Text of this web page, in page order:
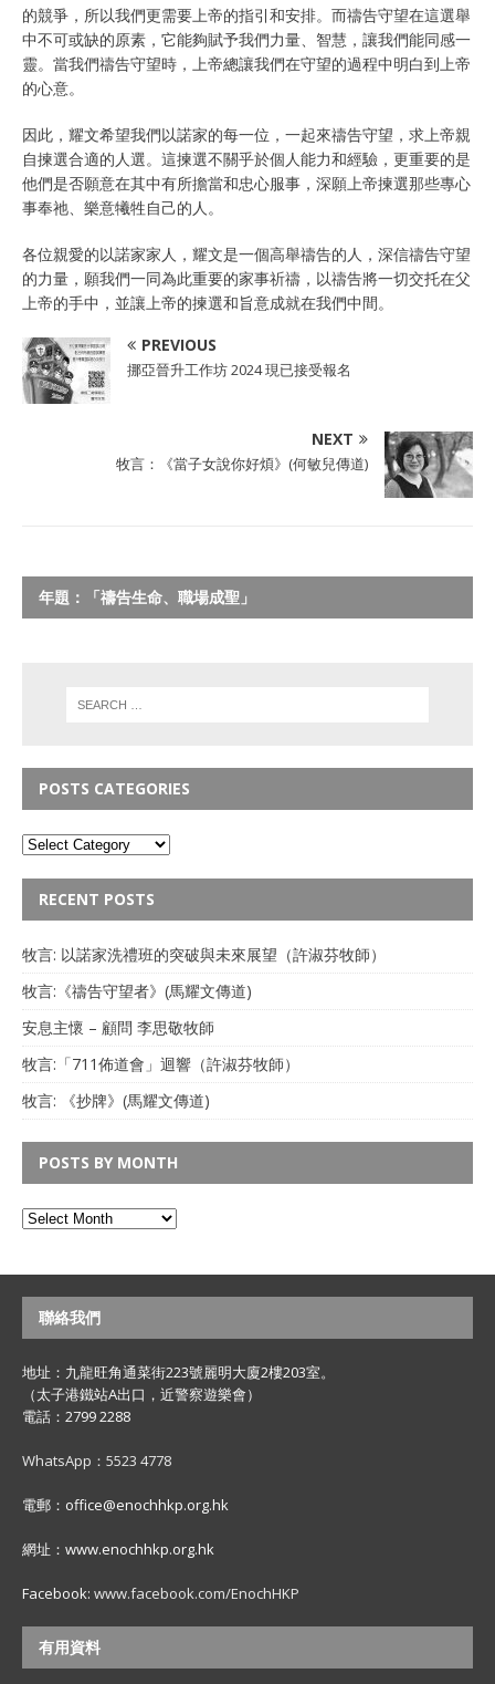
的競爭，所以我們更需要上帝的指引和安排。而禱告守望在這選舉
中不可或缺的原素，它能夠賦予我們力量、智慧，讓我們能同感一
靈。當我們禱告守望時，上帝總讓我們在守望的過程中明白到上帝
的心意。
因此，耀文希望我們以諾家的每一位，一起來禱告守望，求上帝親
自揀選合適的人選。這揀選不關乎於個人能力和經驗，更重要的是
他們是否願意在其中有所擔當和忠心服事，深願上帝揀選那些專心
事奉祂、樂意犧牲自己的人。
各位親愛的以諾家家人，耀文是一個高舉禱告的人，深信禱告守望
的力量，願我們一同為此重要的家事祈禱，以禱告將一切交托在父
上帝的手中，並讓上帝的揀選和旨意成就在我們中間。
PREVIOUS
挪亞晉升工作坊 2024 現已接受報名
NEXT
牧言：《當子女說你好煩》(何敏兒傳道)
年題：「禱告生命、職場成聖」
POSTS CATEGORIES
RECENT POSTS
牧言: 以諾家洗禮班的突破與未來展望（許淑芬牧師）
牧言:《禱告守望者》(馬耀文傳道)
安息主懷 – 顧問 李思敬牧師
牧言:「711佈道會」迴響（許淑芬牧師）
牧言: 《抄牌》(馬耀文傳道)
POSTS BY MONTH
聯絡我們
地址：九龍旺角通菜街223號麗明大廈2樓203室。
（太子港鐵站A出口，近警察遊樂會）
電話：2799 2288
WhatsApp：5523 4778
電郵：office@enochhkp.org.hk
網址：www.enochhkp.org.hk
Facebook: www.facebook.com/EnochHKP
有用資料